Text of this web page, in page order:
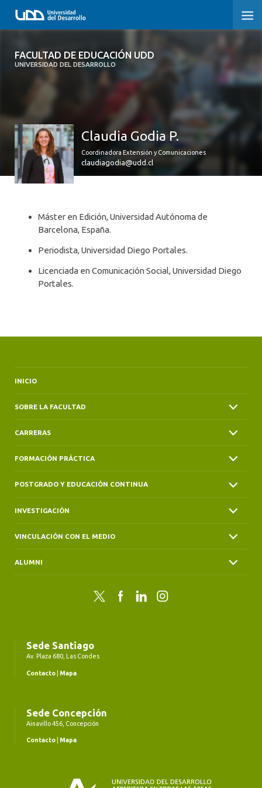
FACULTAD DE EDUCACIÓN UDD
UNIVERSIDAD DEL DESARROLLO
FACULTAD DE EDUCACIÓN UDD
CARRERAS
FORMACIÓN PRÁCTICA
POSTGRADO Y EDUCACIÓN CONTINUA
INVESTIGACIÓN
Claudia Godia P.
Coordinadora Extensión y Comunicaciones
claudiagodia@udd.cl
Máster en Edición, Universidad Autónoma de
Barcelona, España.
Periodista, Universidad Diego Portales.
Licenciada en Comunicación Social, Universidad Diego
Portales.
INICIO
SOBRE LA FACULTAD
CARRERAS
FORMACIÓN PRÁCTICA
POSTGRADO Y EDUCACIÓN CONTINUA
INVESTIGACIÓN
VINCULACIÓN CON EL MEDIO
ALUMNI
Twitter FacebookLinkedInInstagram
Sede Santiago
Av. Plaza 680, Las Condes
Contacto Mapa
Sede Concepción
Ainavillo 456, Concepción
Contacto Mapa